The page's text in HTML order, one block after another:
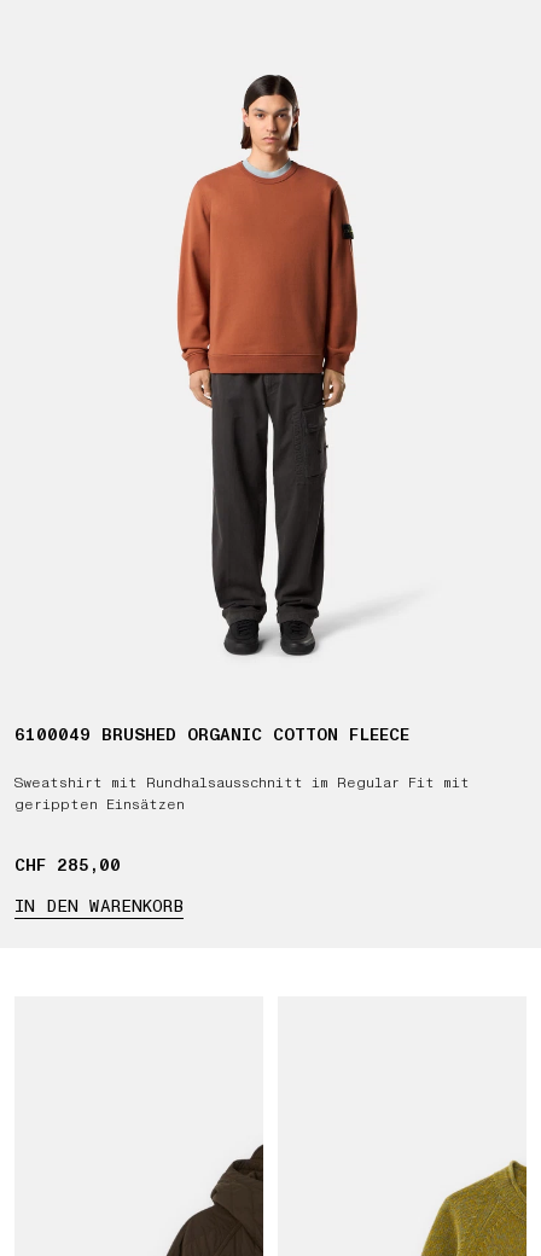
6100049 BRUSHED ORGANIC COTTON FLEECE
Sweatshirt mit Rundhalsausschnitt im Regular Fit mit
gerippten Einsätzen
CHF 285,00
CHF 285,00
IN DEN WARENKORB